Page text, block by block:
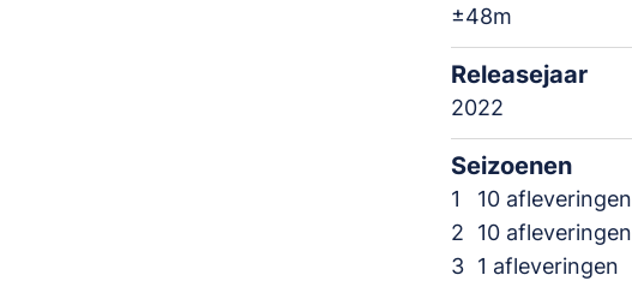
±48m
Releasejaar
2022
Seizoenen
1 10 afleveringen
2
10 afleveringen
3 1 afleveringen